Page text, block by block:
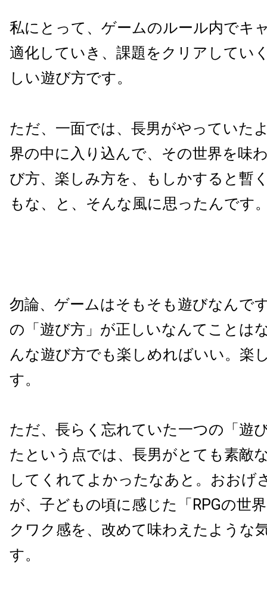
私にとって、ゲームのルール内でキ
適化していき、課題をクリアしてい
しい遊び方です。
ただ、一面では、長男がやっていた
界の中に入り込んで、その世界を味
び方、楽しみ方を、もしかすると暫
もな、と、そんな風に思ったんです
勿論、ゲームはそもそも遊びなんで
の「遊び方」が正しいなんてことは
んな遊び方でも楽しめればいい。楽
す。
ただ、長らく忘れていた一つの「遊
たという点では、長男がとても素敵
してくれてよかったなあと。おおげ
が、子どもの頃に感じた「RPGの世
クワク感を、改めて味わえたような
す。